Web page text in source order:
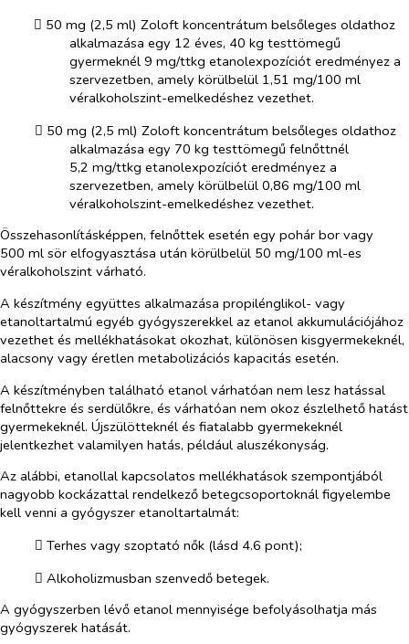
​ 50 mg (2,5 ml) Zoloft koncentrátum belsőleges oldathoz
alkalmazása egy 12 éves, 40 kg testtömegű
gyermeknél 9 mg/ttkg etanolexpozíciót eredményez a
szervezetben, amely körülbelül 1,51 mg/100 ml
véralkoholszint-emelkedéshez vezethet.
​ 50 mg (2,5 ml) Zoloft koncentrátum belsőleges oldathoz
alkalmazása egy 70 kg testtömegű felnőttnél
5,2 mg/ttkg etanolexpozíciót eredményez a
szervezetben, amely körülbelül 0,86 mg/100 ml
véralkoholszint-emelkedéshez vezethet.
Összehasonlításképpen, felnőttek esetén egy pohár bor vagy
500 ml sör elfogyasztása után körülbelül 50 mg/100 ml-es
véralkoholszint várható.
A készítmény együttes alkalmazása propilénglikol- vagy
etanoltartalmú egyéb gyógyszerekkel az etanol akkumulációjához
vezethet és mellékhatásokat okozhat, különösen kisgyermekeknél,
alacsony vagy éretlen metabolizációs kapacitás esetén.
A készítményben található etanol várhatóan nem lesz hatással
felnőttekre és serdülőkre, és várhatóan nem okoz észlelhető hatást
gyermekeknél. Újszülötteknél és fiatalabb gyermekeknél
jelentkezhet valamilyen hatás, például aluszékonyság.
Az alábbi, etanollal kapcsolatos mellékhatások szempontjából
nagyobb kockázattal rendelkező betegcsoportoknál figyelembe
kell venni a gyógyszer etanoltartalmát:
​ Terhes vagy szoptató nők (lásd 4.6 pont);
​ Alkoholizmusban szenvedő betegek.
A gyógyszerben lévő etanol mennyisége befolyásolhatja más
gyógyszerek hatását.